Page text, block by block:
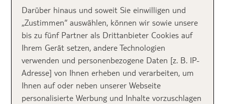
Darüber hinaus und soweit Sie einwilligen und
„Zustimmen“ auswählen, können wir sowie unsere
bis zu fünf Partner als Drittanbieter Cookies auf
Ihrem Gerät setzen, andere Technologien
verwenden und personenbezogene Daten [z. B. IP-
Adresse] von Ihnen erheben und verarbeiten, um
Ihnen auf oder neben unserer Webseite
personalisierte Werbung und Inhalte vorzuschlagen